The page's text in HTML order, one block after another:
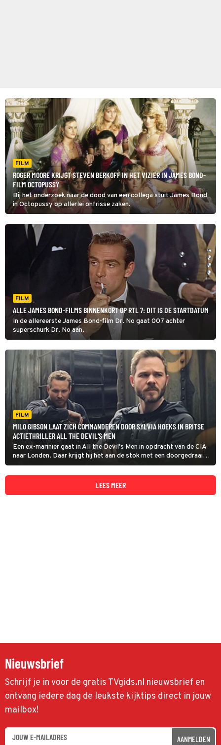
FILM
ROGER MOORE KRIJGT STEVEN BERKOFF IN HET VIZIER IN JAMES BOND-
FILM OCTOPUSSY
Bij het onderzoek naar de dood van een collega stuit James Bond
in Octopussy op allerlei onfrisse zaken.
FILM
ALLE JAMES BOND-FILMS BINNENKORT OP RTL 7: DIT IS DE STARTDATUM
In de allereerste James Bond-film Dr. No gaat 007 achter
superschurk Dr. No aan.
FILM
MILO GIBSON LAAT ZICH COMMANDEREN DOOR SYLVIA HOEKS IN BRITSE
ACTIETHRILLER ALL THE DEVIL'S MEN
Een ex-marinier gaat in All the Devil's Men in opdracht van de CIA
naar Londen. Daar krijgt hij het aan de stok met een doorgedraaide
ex-collega.
LEES MEER
Nieuwsbrief
Schrijf je in voor de gratis TVgids.nl nieuwsbrief en
ontvang iedere dag de leukste kijktips direct in jouw
mailbox!
AANMELDEN